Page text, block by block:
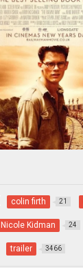
colin firth 21
Nicole Kidman 24
trailer 3466